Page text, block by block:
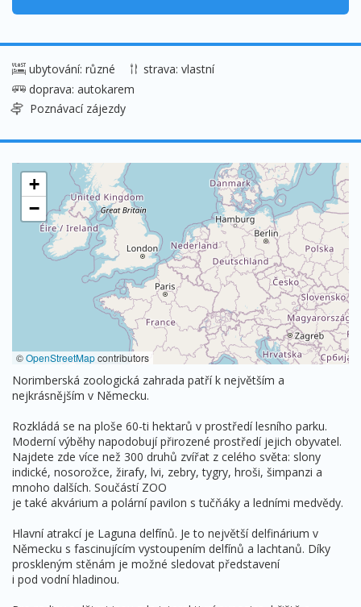
ubytování: různé
strava: vlastní
doprava: autokarem
Poznávací zájezdy
+
−
©OpenStreetMapcontributors
Norimberská zoologická zahrada patří k největším a
nejkrásnějším v Německu.
Rozkládá se na ploše 60-ti hektarů v prostředí lesního parku.
Moderní výběhy napodobují přirozené prostředí jejich obyvatel.
Najdete zde více než 300 druhů zvířat z celého světa: slony
indické, nosorožce, žirafy, lvi, zebry, tygry, hroši, šimpanzi a
mnoho dalších. Součástí ZOO
je také akvárium a polární pavilon s tučňáky a ledními medvědy.
Hlavní atrakcí je Laguna delfínů. Je to největší delfinárium v
Německu s fascinujícím vystoupením delfínů a lachtanů. Díky
proskleným stěnám je možné sledovat představení
i pod vodní hladinou.